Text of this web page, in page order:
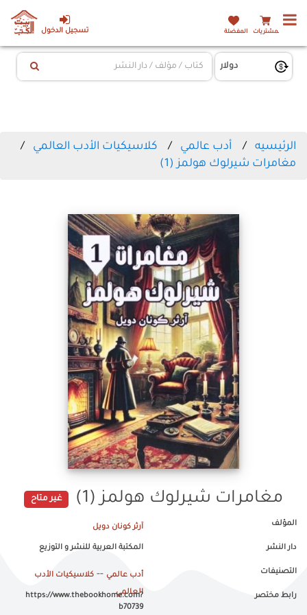
تسجيل الدخول المشتريات المفضلة
الرئيسيه أدب عالمي
كلاسيكيات الأدب العالمي
مغامرات شيرلوك هولمز (1)
مغامرات شيرلوك هولمز (1) غير متاح
المؤلف آرثر كونان دويل
دار النشر المكتبة العربية للنشر و التوزيع
التصنيفات أدب عالمي -- كلاسيكيات الأدب
العالمي رابط مختصر
https://www.thebookhome.com?
b70739